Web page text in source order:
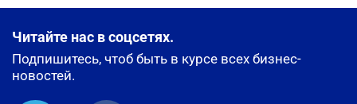
Читайте нас в соцсетях.
Подпишитесь, чтоб быть в курсе всех бизнес-
новостей.